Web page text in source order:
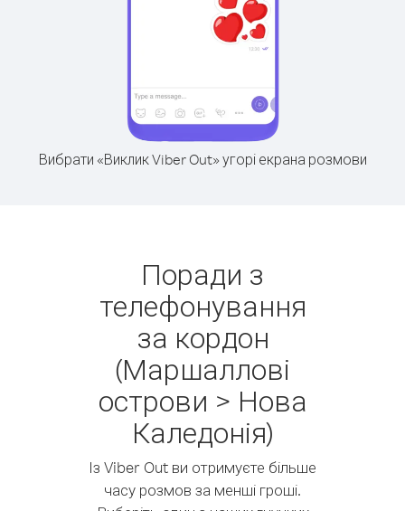
Вибрати «Виклик Viber Out» угорі екрана розмови
Поради з
телефонування
за кордон
(Маршаллові
острови > Нова
Каледонія)
Із Viber Out ви отримуєте більше
часу розмов за менші гроші.